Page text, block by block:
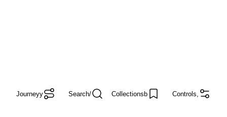
Journeyy Search/ Collectionsb Controls